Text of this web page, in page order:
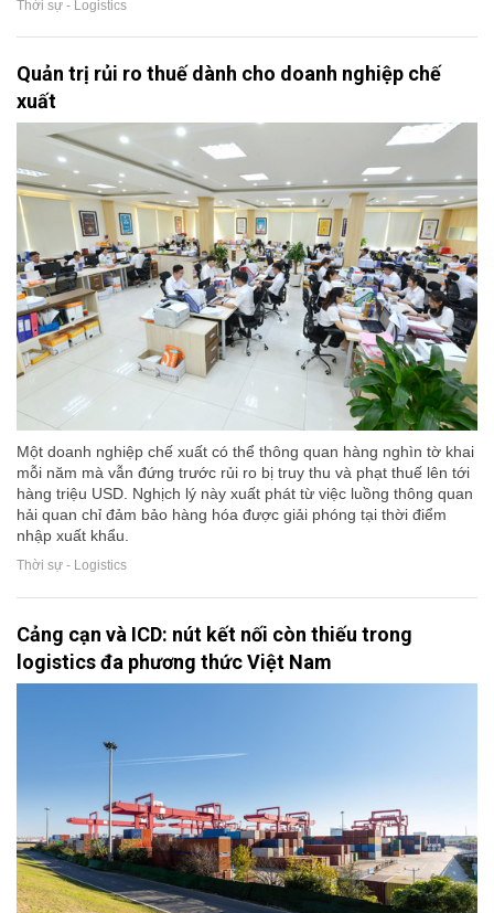
Thời sự - Logistics
Quản trị rủi ro thuế dành cho doanh nghiệp chế
xuất
Một doanh nghiệp chế xuất có thể thông quan hàng nghìn tờ khai
mỗi năm mà vẫn đứng trước rủi ro bị truy thu và phạt thuế lên tới
hàng triệu USD. Nghịch lý này xuất phát từ việc luồng thông quan
hải quan chỉ đảm bảo hàng hóa được giải phóng tại thời điểm
nhập xuất khẩu.
Thời sự - Logistics
Cảng cạn và ICD: nút kết nối còn thiếu trong
logistics đa phương thức Việt Nam